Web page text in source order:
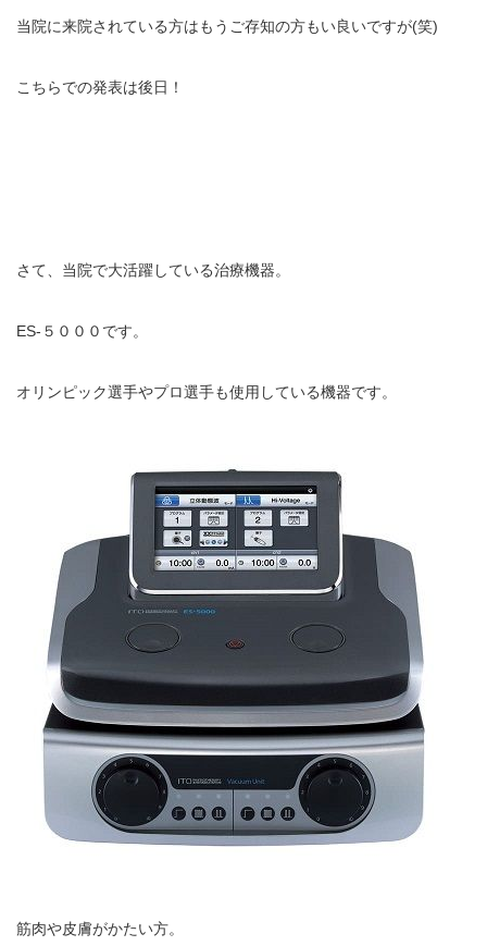
当院に来院されている方はもうご存知の方もい良いですが(笑)
こちらでの発表は後日！
さて、当院で大活躍している治療機器。
ES-５０００です。
オリンピック選手やプロ選手も使用している機器です。
筋肉や皮膚がかたい方。
エグゼトロン６０６
レボックスⅢ
体成分分析装置
イトー ESPURGE
アクセス
診療時間
休診日カレンダー
院長ブログ
施術について
休日診療・休診の御案内